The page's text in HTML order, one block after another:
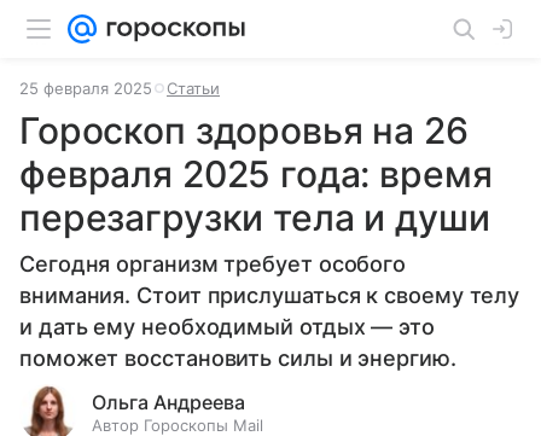
25 февраля 2025 Статьи
Гороскоп здоровья на 26
февраля 2025 года: время
перезагрузки тела и души
Сегодня организм требует особого
внимания. Стоит прислушаться к своему телу
и дать ему необходимый отдых — это
поможет восстановить силы и энергию.
Ольга Андреева
Автор Гороскопы Mail